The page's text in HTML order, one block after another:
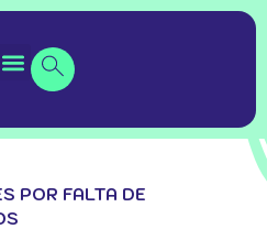
POR FALTA DE